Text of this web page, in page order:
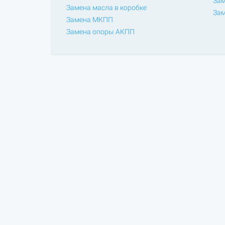
Замена масла в коробке
Замена МКПП
Замена опоры АКПП